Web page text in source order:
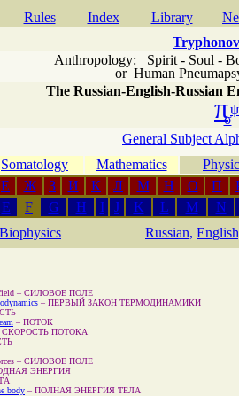
Rules Index Library
Anthropology: Spirit - Soul -
or Human
The Russian-English-Russian
πψ
σ
General Subject
Somatology Mathematics
Е Ж З И К Л М Н О П
E F G H I J K L M N
Biophysics Russian,
– СИЛОВОЕ ПОЛЕ
– ПЕРВЫЙ ЗАКОН ТЕРМОДИНАМИКИ
– ПОТОК
СКОРОСТЬ ПОТОКА
– СИЛОВОЕ ПОЛЕ
ЭНЕРГИЯ
body – ПОЛНАЯ ЭНЕРГИЯ ТЕЛА